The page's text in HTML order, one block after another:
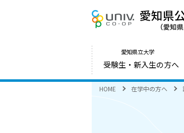
愛知県立大学
受験生・新入生の方へ
HOME 在学中の方へ